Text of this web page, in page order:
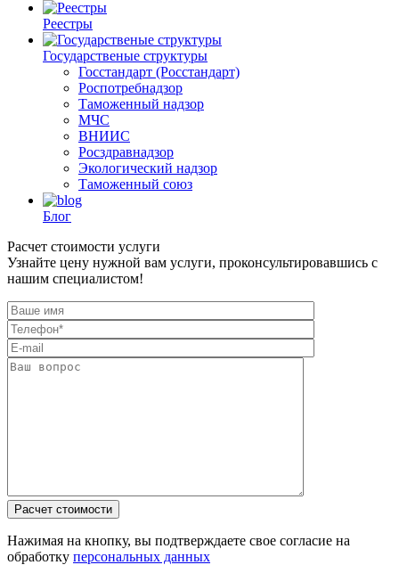
Реестры
Государственые структуры
Госстандарт (Росстандарт)
Роспотребнадзор
Таможенный надзор
МЧС
ВНИИС
Росздравнадзор
Экологический надзор
Таможенный союз
Блог
Расчет стоимости услуги
Узнайте цену нужной вам услуги, проконсультировавшись с
нашим специалистом!
Нажимая на кнопку, вы подтверждаете свое согласие на
обработку персональных данных